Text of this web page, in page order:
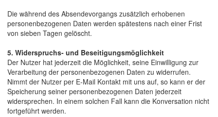
Die während des Absendevorgangs zusätzlich erhobenen
personenbezogenen Daten werden spätestens nach einer Frist
von sieben Tagen gelöscht.
5. Widerspruchs- und Beseitigungsmöglichkeit
Der Nutzer hat jederzeit die Möglichkeit, seine Einwilligung zur
Verarbeitung der personenbezogenen Daten zu widerrufen.
Nimmt der Nutzer per E-Mail Kontakt mit uns auf, so kann er der
Speicherung seiner personenbezogenen Daten jederzeit
widersprechen. In einem solchen Fall kann die Konversation nicht
fortgeführt werden.